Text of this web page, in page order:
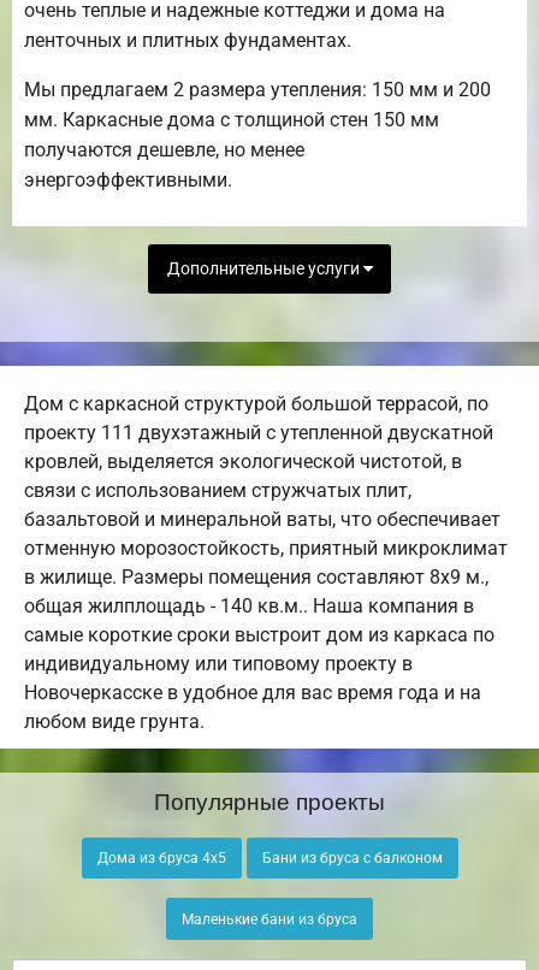
очень теплые и надежные коттеджи и дома на
ленточных и плитных фундаментах.
Мы предлагаем 2 размера утепления: 150 мм и 200
мм. Каркасные дома с толщиной стен 150 мм
получаются дешевле, но менее
энергоэффективными.
Дополнительные услуги
Дом с каркасной структурой большой террасой, по
проекту 111 двухэтажный с утепленной двускатной
кровлей, выделяется экологической чистотой, в
связи с использованием стружчатых плит,
базальтовой и минеральной ваты, что обеспечивает
отменную морозостойкость, приятный микроклимат
в жилище. Размеры помещения составляют 8х9 м.,
общая жилплощадь - 140 кв.м.. Наша компания в
самые короткие сроки выстроит дом из каркаса по
индивидуальному или типовому проекту в
Новочеркасске в удобное для вас время года и на
любом виде грунта.
Популярные проекты
Дома из бруса 4х5 Бани из бруса с балконом
Маленькие бани из бруса